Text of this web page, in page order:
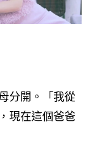
分開。「我從
現在這個爸爸